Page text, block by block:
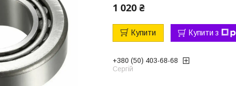
1 020 ₴
Купити Купити з
+380 (50) 403-68-68
Сергій